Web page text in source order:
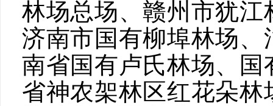
林场总场、赣州市犹
济南市国有柳埠林场
南省国有卢氏林场、
省神农架林区红花朵